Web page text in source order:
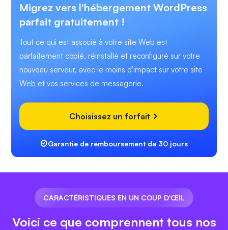
Migrez vers l'hébergement WordPress
parfait gratuitement !
Tout ce qui est associé à votre site Web est
parfaitement copié, réinstallé et reconfiguré sur votre
nouveau serveur, avec le moins d'impact sur votre site
Web et vos services de messagerie.
Choisissez un forfait
Garantie de remboursement de 30 jours
CARACTÉRISTIQUES EN UN COUP D'ŒIL
Voici ce que comprennent tous nos